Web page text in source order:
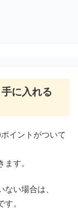
に入れる
イントがついて
す。
い場合は、
。